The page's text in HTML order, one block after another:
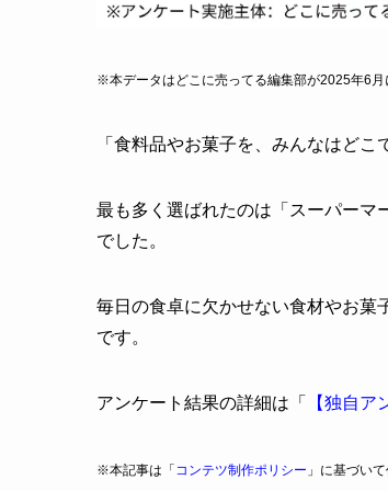
※本データはどこに売ってる編集部が2025年6月
「食料品やお菓子を、みんなはど
最も多く選ばれたのは「スーパーマ
でした。
毎日の食卓に欠かせない食材やお菓
です。
アンケート結果の詳細は「 【独自
※本記事は「 コンテツ制作ポリシー 」に基づい